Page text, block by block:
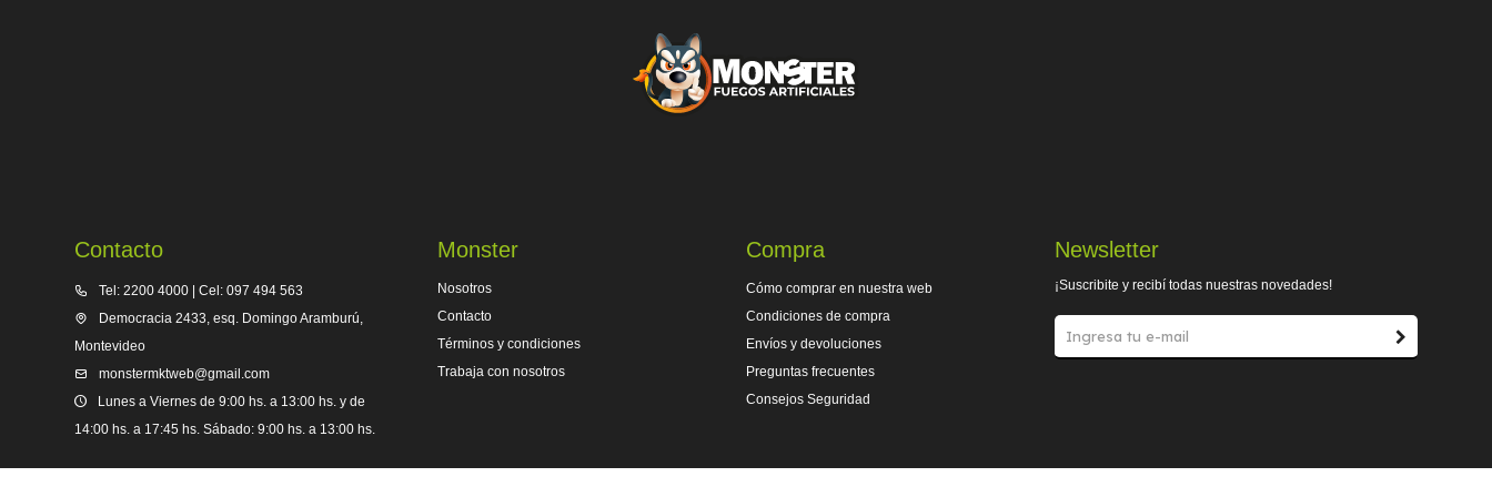
Contacto
Tel: 2200 4000 | Cel: 097 494 563
Democracia 2433, esq. Domingo Aramburú,
Montevideo
monstermktweb@gmail.com
Lunes a Viernes de 9:00 hs. a 13:00 hs. y de
14:00 hs. a 17:45 hs. Sábado: 9:00 hs. a 13:00 hs.
Monster
Nosotros
Contacto
Términos y condiciones
Trabaja con nosotros
Compra
Cómo comprar en nuestra web
Condiciones de compra
Envíos y devoluciones
Preguntas frecuentes
Consejos Seguridad
Newsletter
¡Suscribite y recibí todas nuestras novedades!